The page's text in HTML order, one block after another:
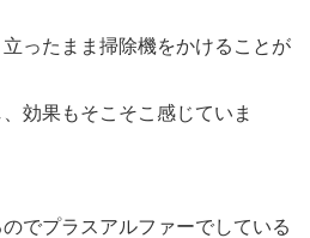
ったまま掃除機をかけることが
効果もそこそこ感じていま
でプラスアルファーでしている